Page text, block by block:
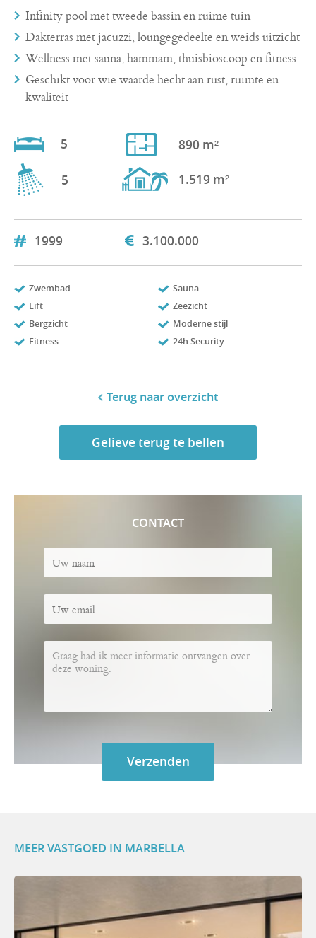
Infinity pool met tweede bassin en ruime tuin
Dakterras met jacuzzi, loungegedeelte en weids uitzicht
Wellness met sauna, hammam, thuisbioscoop en fitness
Geschikt voor wie waarde hecht aan rust, ruimte en
kwaliteit
5
5
890 m²
1.519 m²
1999 3.100.000
Zwembad
Sauna
Lift
Zeezicht
Bergzicht
Moderne stijl
Fitness
24h Security
Terug naar overzicht
Gelieve terug te bellen
CONTACT
MEER VASTGOED IN MARBELLA